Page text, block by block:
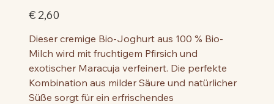
Preis
€ 2,60
Dieser cremige Bio-Joghurt aus 100 % Bio-
Milch wird mit fruchtigem Pfirsich und
exotischer Maracuja verfeinert. Die perfekte
Kombination aus milder Säure und natürlicher
Süße sorgt für ein erfrischendes